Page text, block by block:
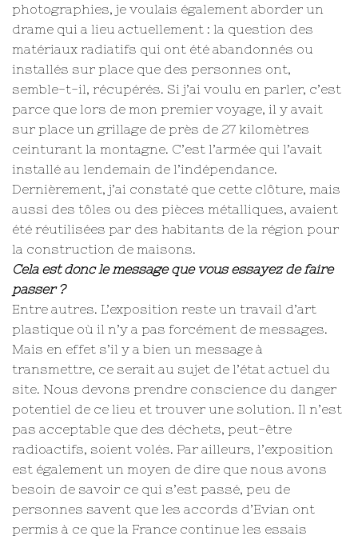
photographies, je voulais également aborder un
drame qui a lieu actuellement : la question des
matériaux radiatifs qui ont été abandonnés ou
installés sur place que des personnes ont,
semble-t-il, récupérés. Si j’ai voulu en parler, c’est
parce que lors de mon premier voyage, il y avait
sur place un grillage de près de 27 kilomètres
ceinturant la montagne. C’est l’armée qui l’avait
installé au lendemain de l’indépendance.
Dernièrement, j’ai constaté que cette clôture, mais
aussi des tôles ou des pièces métalliques, avaient
été réutilisées par des habitants de la région pour
la construction de maisons.
Cela est donc le message que vous essayez de faire
passer ?
Entre autres. L’exposition reste un travail d’art
plastique où il n’y a pas forcément de messages.
Mais en effet s’il y a bien un message à
transmettre, ce serait au sujet de l’état actuel du
site. Nous devons prendre conscience du danger
potentiel de ce lieu et trouver une solution. Il n’est
pas acceptable que des déchets, peut-être
radioactifs, soient volés. Par ailleurs, l’exposition
est également un moyen de dire que nous avons
besoin de savoir ce qui s’est passé, peu de
personnes savent que les accords d’Evian ont
permis à ce que la France continue les essais